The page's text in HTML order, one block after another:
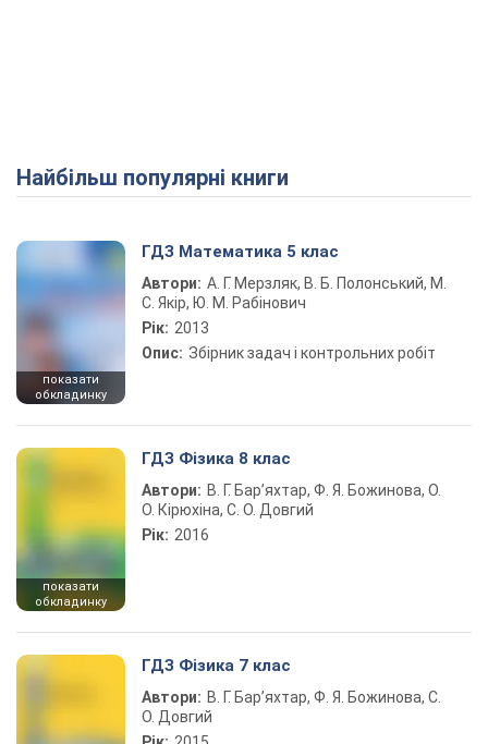
Найбільш популярні книги
показати
обкладинку
ГДЗ Математика 5 клас
Автори: А. Г. Мерзляк, В. Б. Полонський, М.
С. Якір, Ю. М. Рабінович
Рік: 2013
Опис: Збірник задач і контрольних робіт
показати
обкладинку
ГДЗ Фізика 8 клас
Автори: В. Г. Бар’яхтар, Ф. Я. Божинова, О.
О. Кірюхіна, С. О. Довгий
Рік: 2016
ГДЗ Фізика 7 клас
Автори: В. Г. Бар’яхтар, Ф. Я. Божинова, С.
О. Довгий